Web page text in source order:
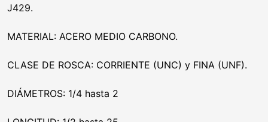
J429.
MATERIAL: ACERO MEDIO CARBONO.
CLASE DE ROSCA: CORRIENTE (UNC) y FINA (UNF).
DIÁMETROS: 1/4 hasta 2